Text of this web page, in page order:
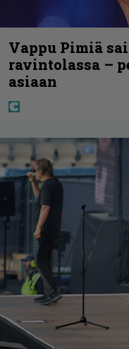
Vappu Pimiä
ravintolassa –
asiaan